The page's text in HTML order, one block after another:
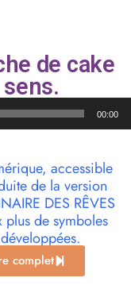
de cake
00:00
accessible
de la version
DES RÊVES
de symboles
complet